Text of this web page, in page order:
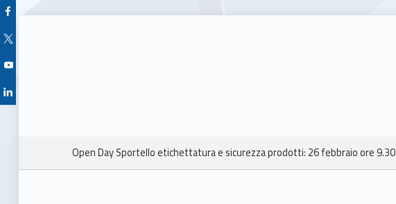
Facebook Unioncamere Veneto
Twitter Unioncamere Veneto
Youtube Unioncamere Veneto
Linkedin Unioncamere Veneto
Breadcrumbs navigation
Open Day Sportello etichettatura e sicurezza prodotti: 26 febbraio ore 9.30